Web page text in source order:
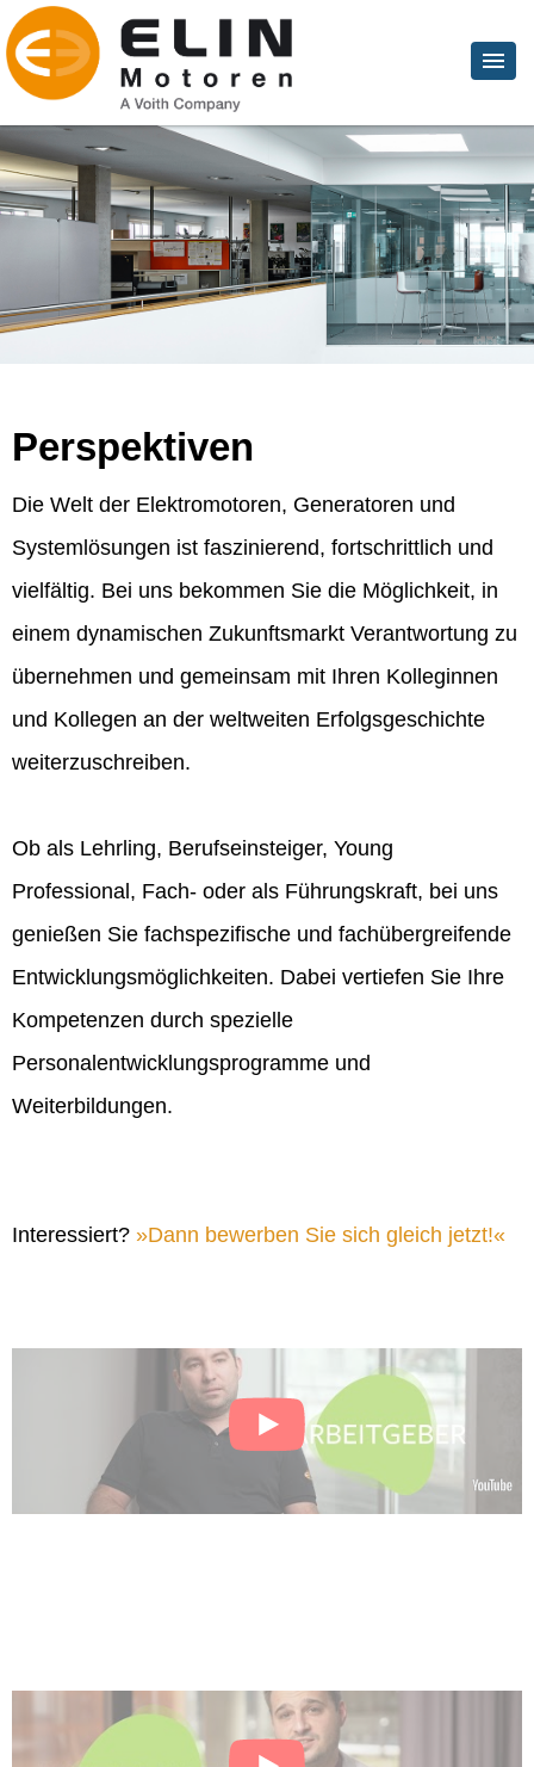
Perspektiven
Die Welt der Elektromotoren, Generatoren und
Systemlösungen ist faszinierend, fortschrittlich und
vielfältig. Bei uns bekommen Sie die Möglichkeit, in
einem dynamischen Zukunftsmarkt Verantwortung zu
übernehmen und gemeinsam mit Ihren Kolleginnen
und Kollegen an der weltweiten Erfolgsgeschichte
weiterzuschreiben.
Ob als Lehrling, Berufseinsteiger, Young
Professional, Fach- oder als Führungskraft, bei uns
genießen Sie fachspezifische und fachübergreifende
Entwicklungsmöglichkeiten. Dabei vertiefen Sie Ihre
Kompetenzen durch spezielle
Personalentwicklungsprogramme und
Weiterbildungen.
Interessiert? Dann bewerben Sie sich gleich jetzt!